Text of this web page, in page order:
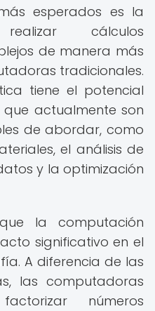
esperados es la
cálculos
de manera más
tradicionales.
tiene el potencial
actualmente son
de abordar, como
el análisis de
y la optimización
la computación
significativo en el
A diferencia de las
las computadoras
números